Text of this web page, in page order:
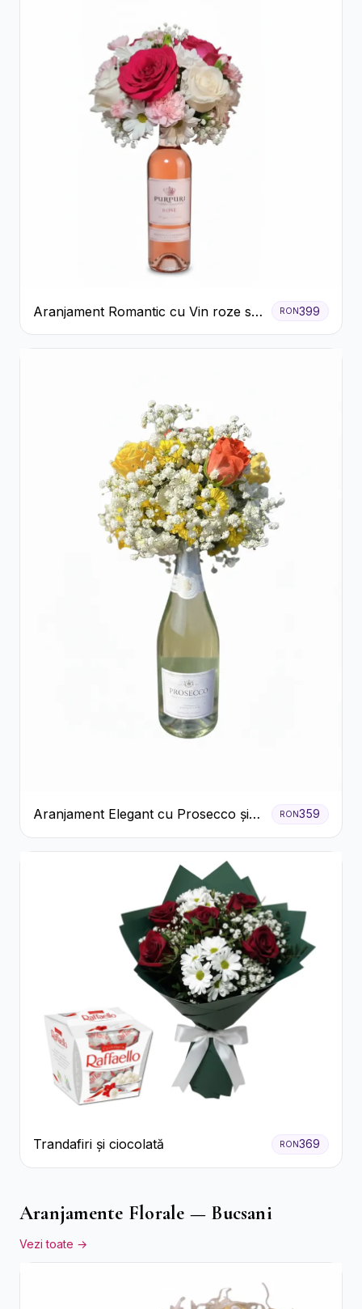
Aranjament Romantic cu Vin roze si
Flori pastel
RON399
Aranjament Elegant cu Prosecco și
Flori Galbene.
RON359
Trandafiri și ciocolată RON369
Aranjamente Florale — Bucsani
Vezi toate →